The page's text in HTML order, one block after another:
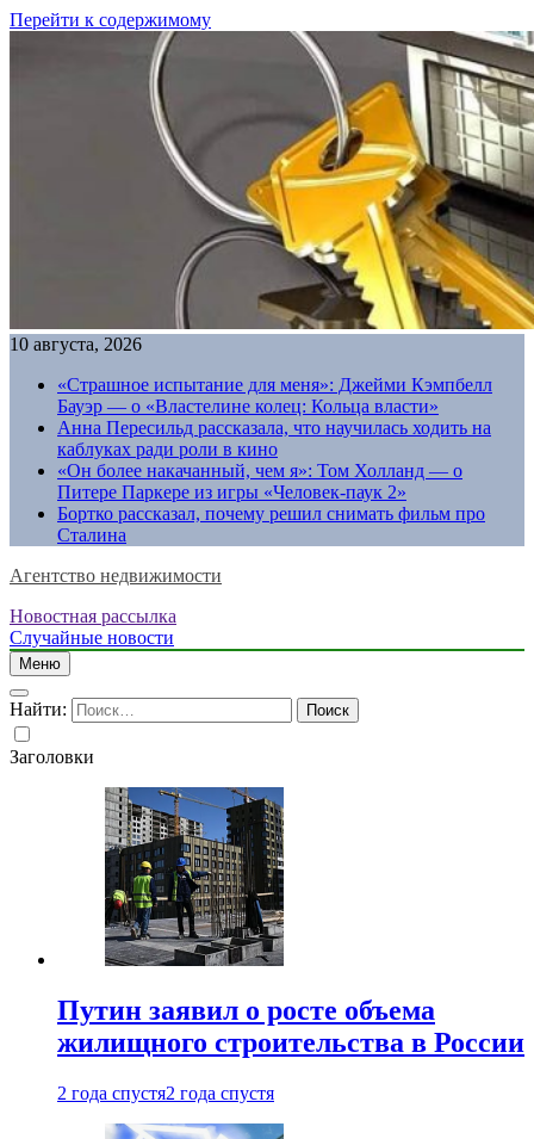
Перейти к содержимому
10 августа, 2026
«Страшное испытание для меня»: Джейми Кэмпбелл
Бауэр — о «Властелине колец: Кольца власти»
Анна Пересильд рассказала, что научилась ходить на
каблуках ради роли в кино
«Он более накачанный, чем я»: Том Холланд — о
Питере Паркере из игры «Человек-паук 2»
Бортко рассказал, почему решил снимать фильм про
Сталина
Агентство недвижимости
Новостная рассылка
Случайные новости
Меню
Найти:
Заголовки
Путин заявил о росте объема
жилищного строительства в России
2 года спустя2 года спустя